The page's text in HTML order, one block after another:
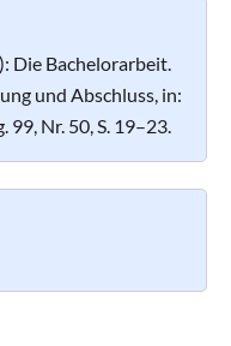
Die Bachelorarbeit.
und Abschluss, in:
99, Nr. 50, S. 19–23.